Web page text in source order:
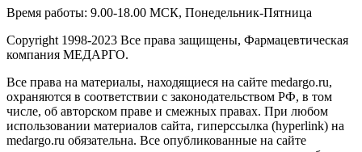
Время работы: 9.00-18.00 МСК, Понедельник-Пятница
Copyright 1998-2023 Все права защищены, Фармацевтическая
компания МЕДАРГО.
Все права на материалы, находящиеся на сайте medargo.ru,
охраняются в соответствии с законодательством РФ, в том
числе, об авторском праве и смежных правах. При любом
использовании материалов сайта, гиперссылка (hyperlink) на
medargo.ru обязательна. Все опубликованные на сайте